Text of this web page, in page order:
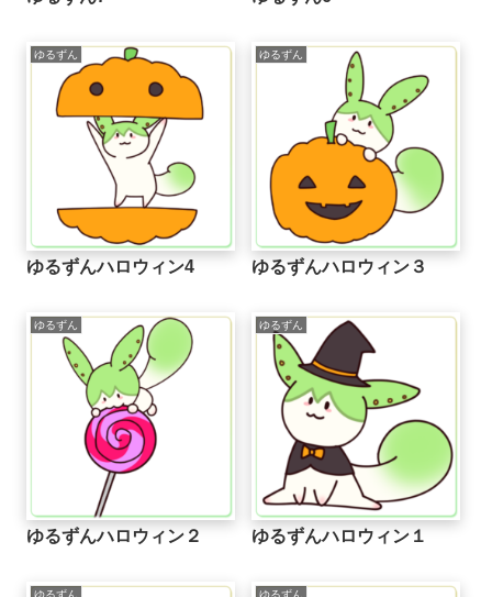
ゆるずん
ゆるずんハロウィン4
ゆるずん
ゆるずんハロウィン３
ゆるずん
ゆるずんハロウィン２
ゆるずん
ゆるずんハロウィン１